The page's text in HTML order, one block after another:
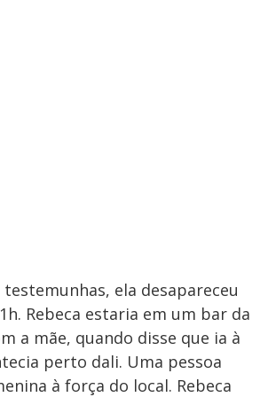
ela desapareceu
Rebeca estaria em um bar da
a mãe, quando disse que ia à
perto dali. Uma pessoa
à força do local. Rebeca